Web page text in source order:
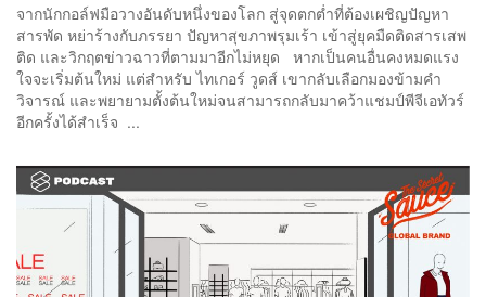
จากนักกอล์ฟมือวางอันดับหนึ่งของโลก สู่จุดตกต่ำที่ต้องเผชิญปัญหา
สารพัด หย่าร้างกับภรรยา ปัญหาสุขภาพรุมเร้า เข้าสู่ยุคมืดติดสารเสพ
ติด และวิกฤตข่าวฉาวที่ตามมาอีกไม่หยุด หากเป็นคนอื่นคงหมดแรง
ใจจะเริ่มต้นใหม่ แต่สำหรับ ไทเกอร์ วูดส์ เขากลับเลือกมองข้ามคำ
วิจารณ์ และพยายามตั้งต้นใหม่จนสามารถกลับมาคว้าแชมป์พีจีเอทัวร์
อีกครั้งได้สำเร็จ ...